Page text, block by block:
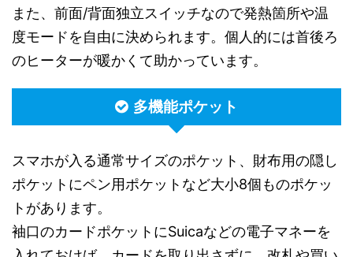
また、前面/背面独立スイッチなので発熱箇所や温
度モードを自由に決められます。個人的には首後ろ
のヒーターが暖かくて助かっています。
多機能ポケット
スマホが入る通常サイズのポケット、財布用の隠し
ポケットにペン用ポケットなど大小8個ものポケッ
トがあります。
袖口のカードポケットにSuicaなどの電子マネーを